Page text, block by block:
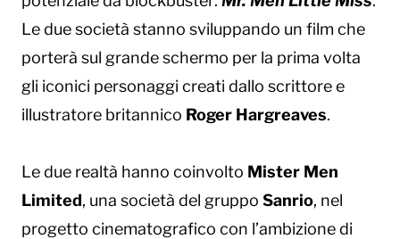
Le due società stanno sviluppando un film che
porterà sul grande schermo per la prima volta
gli iconici personaggi creati dallo scrittore e
illustratore britannico Roger Hargreaves.
Le due realtà hanno coinvolto Mister Men
Limited, una società del gruppo Sanrio, nel
progetto cinematografico con l’ambizione di